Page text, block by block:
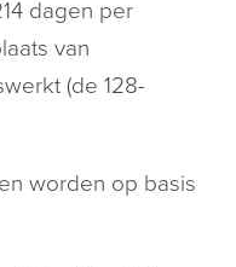
dagen per
van
(de 128-
worden op basis